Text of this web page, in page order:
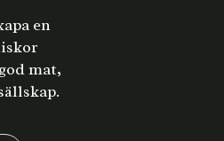
en
mat,